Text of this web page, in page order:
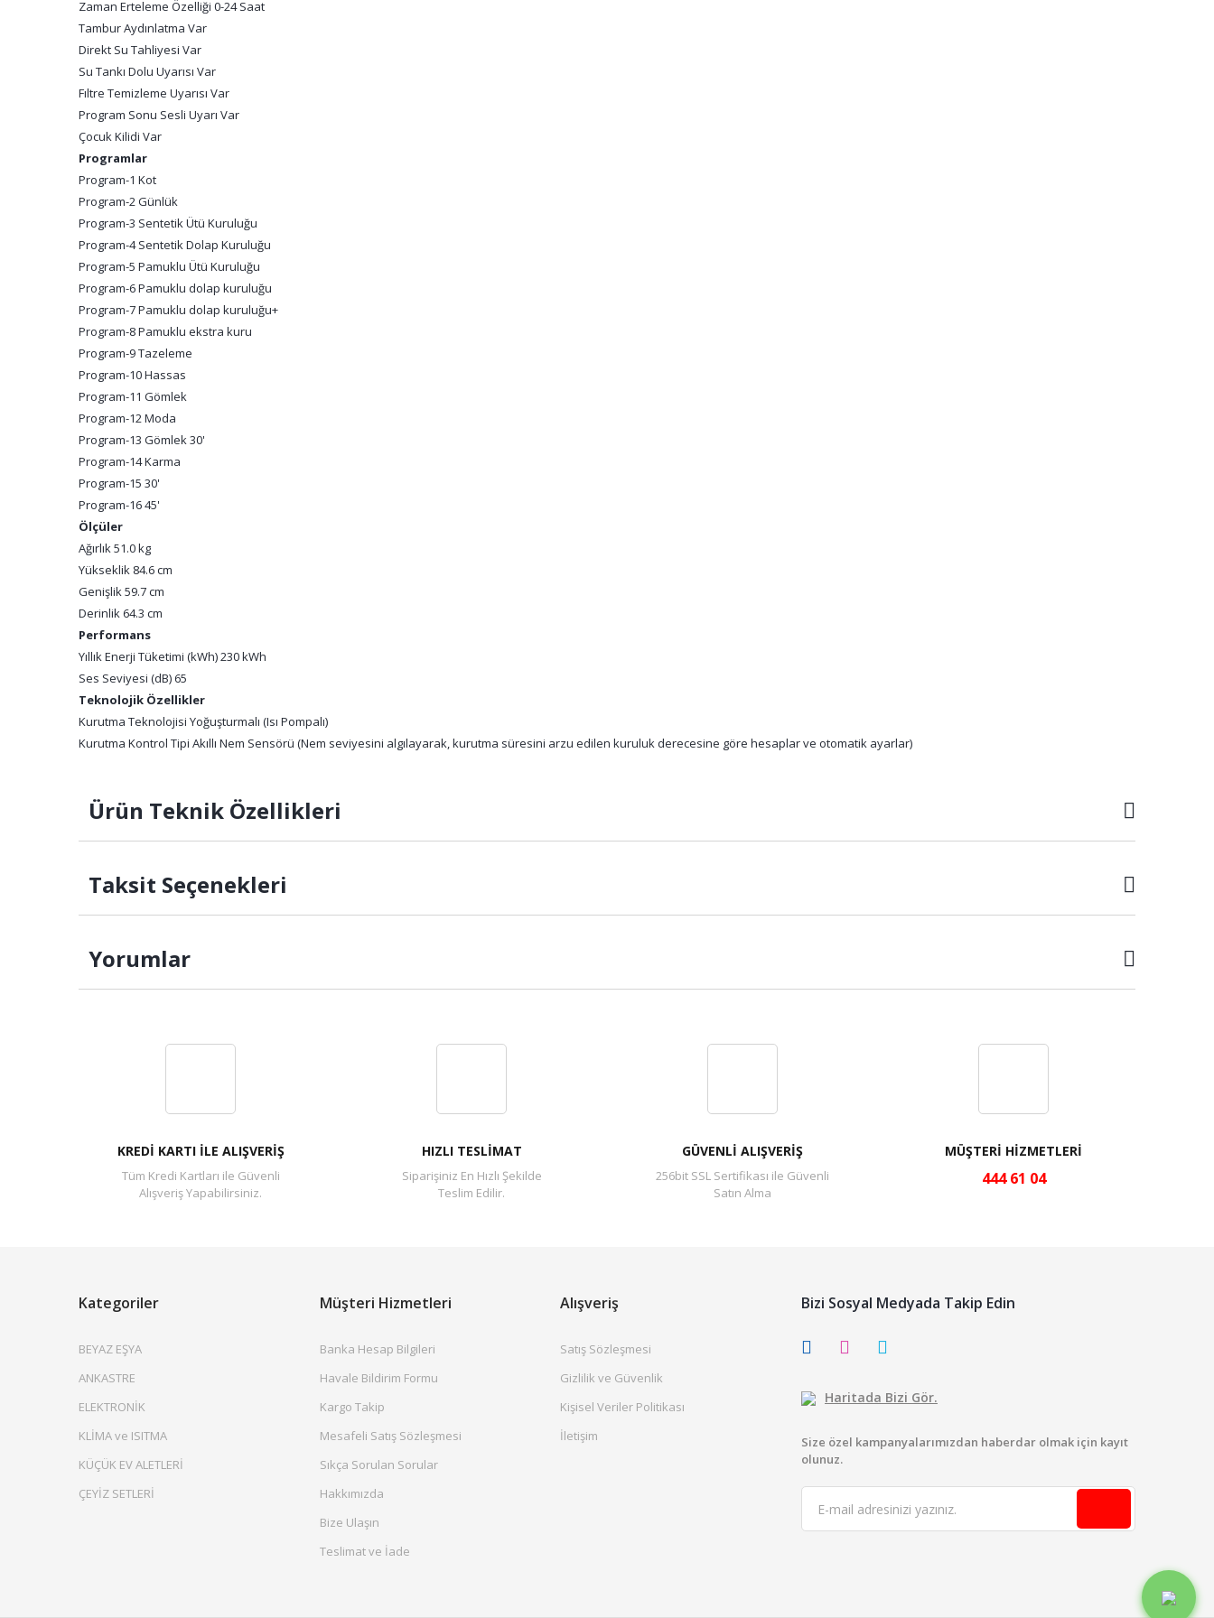
Zaman Erteleme Özelliği 0-24 Saat
Tambur Aydınlatma Var
Direkt Su Tahliyesi Var
Su Tankı Dolu Uyarısı Var
Fıltre Temizleme Uyarısı Var
Program Sonu Sesli Uyarı Var
Çocuk Kilidi Var
Programlar
Program-1 Kot
Program-2 Günlük
Program-3 Sentetik Ütü Kuruluğu
Program-4 Sentetik Dolap Kuruluğu
Program-5 Pamuklu Ütü Kuruluğu
Program-6 Pamuklu dolap kuruluğu
Program-7 Pamuklu dolap kuruluğu+
Program-8 Pamuklu ekstra kuru
Program-9 Tazeleme
Program-10 Hassas
Program-11 Gömlek
Program-12 Moda
Program-13 Gömlek 30'
Program-14 Karma
Program-15 30'
Program-16 45'
Ölçüler
Ağırlık 51.0 kg
Yükseklik 84.6 cm
Genişlik 59.7 cm
Derinlik 64.3 cm
Performans
Yıllık Enerji Tüketimi (kWh) 230 kWh
Ses Seviyesi (dB) 65
Teknolojik Özellikler
Kurutma Teknolojisi Yoğuşturmalı (Isı Pompalı)
Kurutma Kontrol Tipi Akıllı Nem Sensörü (Nem seviyesini algılayarak, kurutma süresini arzu edilen kuruluk derecesine göre hesaplar ve otomatik ayarlar)
Ürün Teknik Özellikleri
Taksit Seçenekleri
Yorumlar
KREDİ KARTI İLE ALIŞVERİŞ
Tüm Kredi Kartları ile Güvenli
Alışveriş Yapabilirsiniz.
HIZLI TESLİMAT
Siparişiniz En Hızlı Şekilde
Teslim Edilir.
GÜVENLİ ALIŞVERİŞ
256bit SSL Sertifikası ile Güvenli
Satın Alma
MÜŞTERİ HİZMETLERİ
444 61 04
Kategoriler
BEYAZ EŞYA
ANKASTRE
ELEKTRONİK
KLİMA ve ISITMA
KÜÇÜK EV ALETLERİ
ÇEYİZ SETLERİ
Müşteri Hizmetleri
Banka Hesap Bilgileri
Havale Bildirim Formu
Kargo Takip
Mesafeli Satış Sözleşmesi
Sıkça Sorulan Sorular
Hakkımızda
Bize Ulaşın
Teslimat ve İade
Alışveriş
Satış Sözleşmesi
Gizlilik ve Güvenlik
Kişisel Veriler Politikası
İletişim
Bizi Sosyal Medyada Takip Edin
Haritada Bizi Gör.
Size özel kampanyalarımızdan haberdar olmak için kayıt
olunuz.